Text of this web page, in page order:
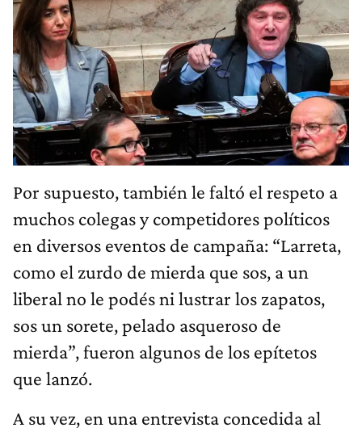
Por supuesto, también le faltó el respeto a
muchos colegas y competidores políticos
en diversos eventos de campaña: “Larreta,
como el zurdo de mierda que sos, a un
liberal no le podés ni lustrar los zapatos,
sos un sorete, pelado asqueroso de
mierda”, fueron algunos de los epítetos
que lanzó.
A su vez, en una entrevista concedida al